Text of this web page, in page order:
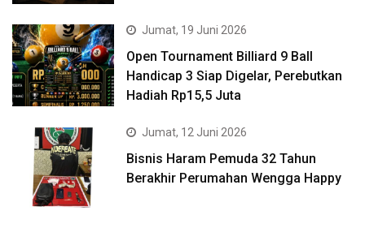
Jumat, 19 Juni 2026
Open Tournament Billiard 9 Ball
Handicap 3 Siap Digelar, Perebutkan
Hadiah Rp15,5 Juta
Jumat, 12 Juni 2026
Bisnis Haram Pemuda 32 Tahun
Berakhir Perumahan Wengga Happy